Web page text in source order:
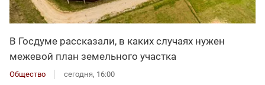
В Госдуме рассказали, в каких случаях нужен
межевой план земельного участка
Общество сегодня, 16:00